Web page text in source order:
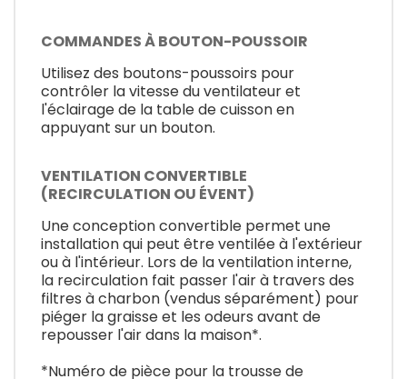
COMMANDES À BOUTON-POUSSOIR
Utilisez des boutons-poussoirs pour
contrôler la vitesse du ventilateur et
l'éclairage de la table de cuisson en
appuyant sur un bouton.
VENTILATION CONVERTIBLE
(RECIRCULATION OU ÉVENT)
Une conception convertible permet une
installation qui peut être ventilée à l'extérieur
ou à l'intérieur. Lors de la ventilation interne,
la recirculation fait passer l'air à travers des
filtres à charbon (vendus séparément) pour
piéger la graisse et les odeurs avant de
repousser l'air dans la maison*.
*Numéro de pièce pour la trousse de